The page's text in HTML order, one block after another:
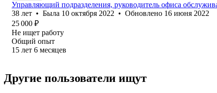
Управляющий подразделения, руководитель офиса
38 лет • Была 10 октября 2022 • Обновлено 16 июня 2022
25 000 ₽
Не ищет работу
Общий опыт
15 лет 6 месяцев
Другие пользователи ищут